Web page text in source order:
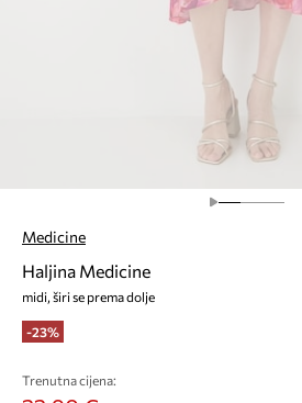
Medicine
Haljina Medicine
midi, širi se prema dolje
-23%
Trenutna cijena: